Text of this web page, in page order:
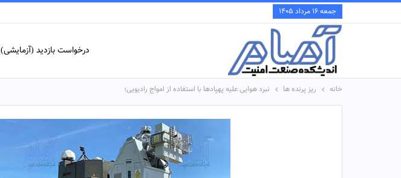
جمعه ۱۶ مرداد ۱۴۰۵
درخواست بازدید (آزمایشی)
خانه ریز پرنده ها نبرد هوایی علیه پهپادها با استفاده از امواج رادیویی؛